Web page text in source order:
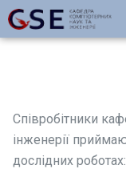
Співробітники
інженерії
дослідних роботах: